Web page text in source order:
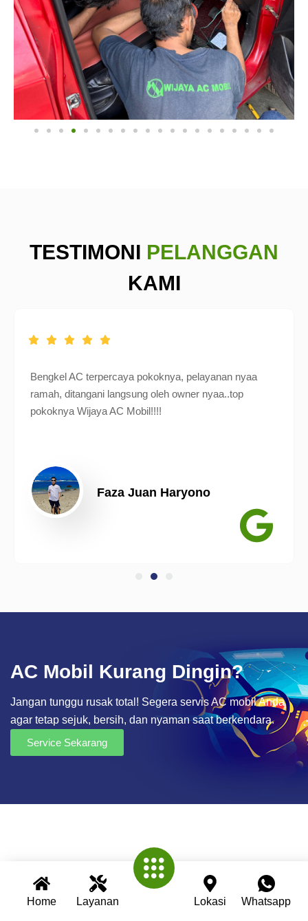
Home Layanan Lokasi Whatsapp
TESTIMONI PELANGGAN
KAMI
Bengkel AC terpercaya pokoknya, pelayanan nyaa
ramah, ditangani langsung oleh owner nyaa..top
pokoknya Wijaya AC Mobil!!!!
Faza Juan Haryono
AC Mobil Kurang Dingin?
Jangan tunggu rusak total! Segera servis AC mobil Anda
agar tetap sejuk, bersih, dan nyaman saat berkendara.
Service Sekarang